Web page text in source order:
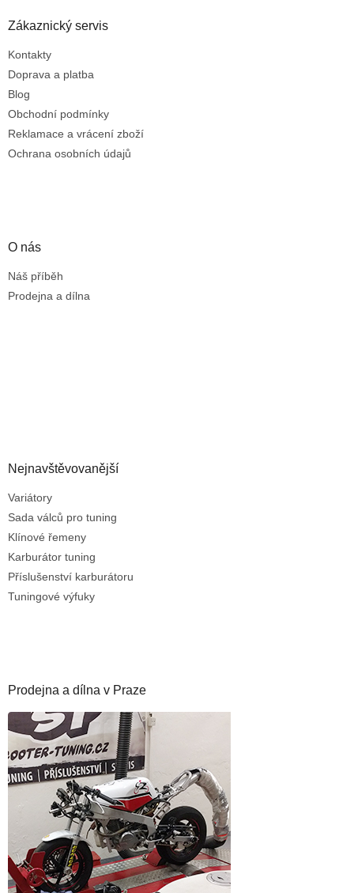
Zákaznický servis
Kontakty
Doprava a platba
Blog
Obchodní podmínky
Reklamace a vrácení zboží
Ochrana osobních údajů
O nás
Náš příběh
Prodejna a dílna
Nejnavštěvovanější
Variátory
Sada válců pro tuning
Klínové řemeny
Karburátor tuning
Příslušenství karburátoru
Tuningové výfuky
Prodejna a dílna v Praze